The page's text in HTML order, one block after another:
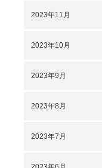
2023年11月
2023年10月
2023年9月
2023年8月
2023年7月